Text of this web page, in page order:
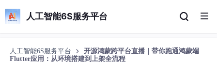
人工智能6S服务平台
人工智能6S服务平台
开源鸿蒙跨平台直播｜带你跑通鸿蒙端
Flutter应用：从环境搭建到上架全流程